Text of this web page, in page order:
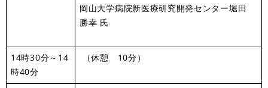
岡山大学病院新医療研究開発センター堀田
勝幸 氏
14時30分～14
時40分
（休憩 10分）